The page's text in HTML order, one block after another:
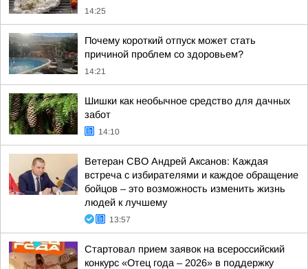
14:25
Почему короткий отпуск может стать
причиной проблем со здоровьем?
14:21
Шишки как необычное средство для дачных
забот
14:10
Ветеран СВО Андрей Аксанов: Каждая
встреча с избирателями и каждое обращение
бойцов – это возможность изменить жизнь
людей к лучшему
13:57
Стартовал прием заявок на всероссийский
конкурс «Отец года – 2026» в поддержку